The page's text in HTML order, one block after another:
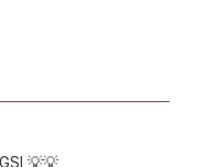
💡💡